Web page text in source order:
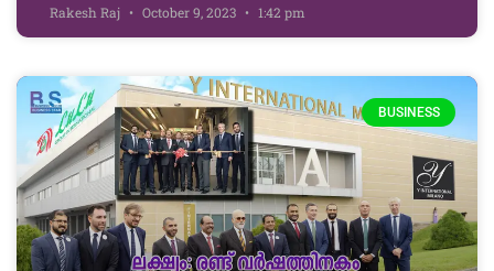
Rakesh Raj October 9, 2023 1:42 pm
BUSINESS